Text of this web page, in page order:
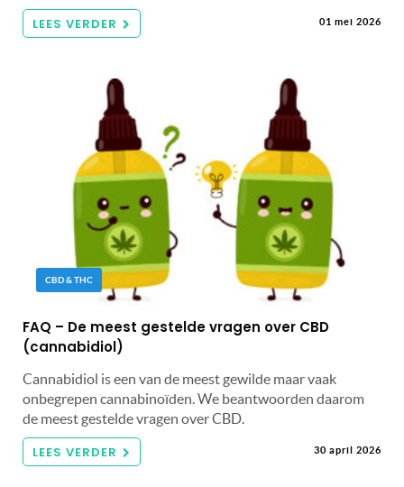
LEES VERDER 01 mei 2026
CBD & THC
FAQ – De meest gestelde vragen over CBD
(cannabidiol)
Cannabidiol is een van de meest gewilde maar vaak
onbegrepen cannabinoïden. We beantwoorden daarom
de meest gestelde vragen over CBD.
LEES VERDER 30 april 2026